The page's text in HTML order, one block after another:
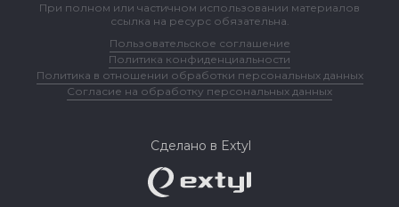
При полном или частичном использовании материалов
ссылка на ресурс обязательна.
Пользовательское соглашение
Политика конфиденциальности
Политика в отношении обработки персональных данных
Согласие на обработку персональных данных
Сделано в Extyl